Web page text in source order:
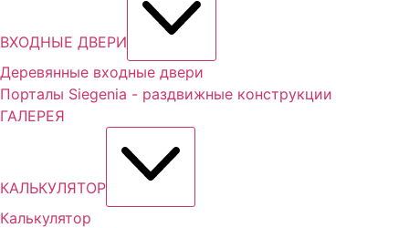
ВХОДНЫЕ ДВЕРИ
Деревянные входные двери
Порталы Siegenia - раздвижные конструкции
ГАЛЕРЕЯ
КАЛЬКУЛЯТОР
Калькулятор